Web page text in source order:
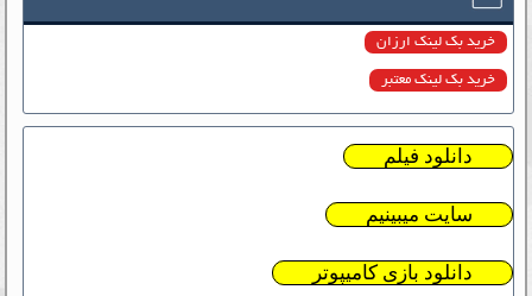
خرید بک لینک ارزان
خرید بک لینک معتبر
دانلود فیلم
سایت میبینیم
دانلود بازی کامیپوتر